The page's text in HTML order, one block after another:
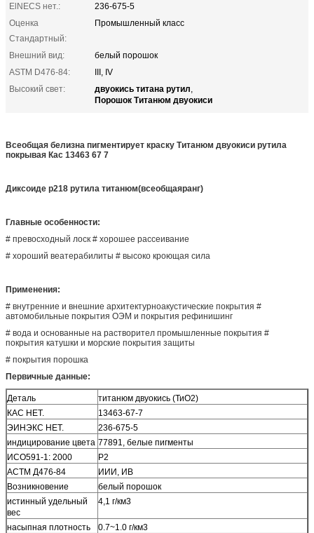
ElNECS нет.:
236-675-5
Оценка
Стандартный:
Промышленный класс
Внешний вид:
белый порошок
ASTM D476-84:
III, IV
Высокий свет:
двуокись титана рутил,
Порошок Титанюм двуокиси
Всеобщая белизна пигментирует краску Титанюм двуокиси рутила
покрывая Кас 13463 67 7
Диксоиде р218 рутила титанюм(всеобщаяранг)
Главные особенности:
# превосходный лоск # хорошее рассеивание
# хороший веатерабилиты # высоко кроющая сила
Применения:
# внутренние и внешние архитектурноакустические покрытия #
автомобильные покрытия ОЭМ и покрытия рефинишинг
# вода и основанные на растворител промышленные покрытия #
покрытия катушки и морские покрытия защиты
# покрытия порошка
Первичные данные:
Деталь
титанюм двуокись (ТиО2)
КАС НЕТ.
13463-67-7
ЭИНЭКС НЕТ.
236-675-5
индицирование цвета 77891, белые пигменты
ИСО591-1: 2000
Р2
АСТМ Д476-84
ИИИ, ИВ
Возникновение
белый порошок
истинный удельный
вес
4,1 г/км3
насыпная плотность
0.7~1.0 г/км3